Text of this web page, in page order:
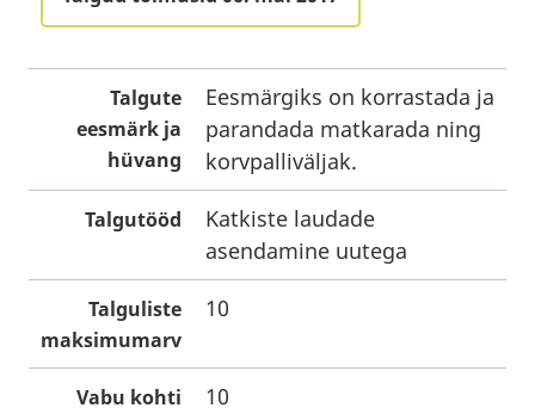
Talgute
eesmärk ja
hüvang
Eesmärgiks on korrastada ja
parandada matkarada ning
korvpalliväljak.
Talgutööd
Katkiste laudade
asendamine uutega
Talguliste
maksimumarv
10
Vabu kohti 10